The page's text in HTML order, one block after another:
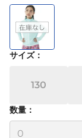
サイズ：
130
数量：